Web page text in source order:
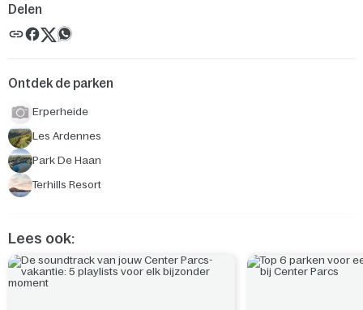
Ontdek de parken
Erperheide
Les Ardennes
Park De Haan
Terhills Resort
Delen
Lees ook: